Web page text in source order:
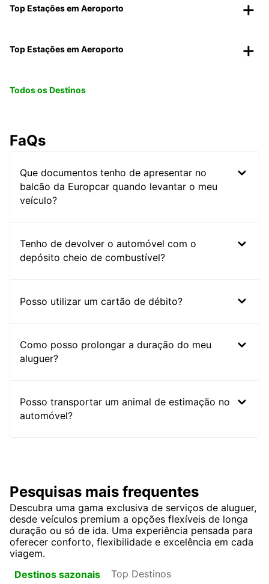
Top Estações em Aeroporto
Top Estações em Aeroporto
Todos os Destinos
FaQs
Que documentos tenho de apresentar no
balcão da Europcar quando levantar o meu
veículo?
Tenho de devolver o automóvel com o
depósito cheio de combustível?
Posso utilizar um cartão de débito?
Como posso prolongar a duração do meu
aluguer?
Posso transportar um animal de estimação no
automóvel?
Pesquisas mais frequentes
Descubra uma gama exclusiva de serviços de aluguer,
desde veículos premium a opções flexíveis de longa
duração ou só de ida. Uma experiência pensada para
oferecer conforto, flexibilidade e excelência em cada
viagem.
Destinos sazonais
Top Destinos